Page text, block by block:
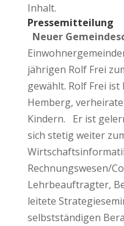
Inhalt.
Pressemitteilung
Neuer
jährigen Rolf Frei
gewählt. Rolf Frei
Hemberg,
Kindern. Er ist
sich stetig weiter
Rechnungswesen/
Lehrbeauftragter,
leitete
selbstständigen